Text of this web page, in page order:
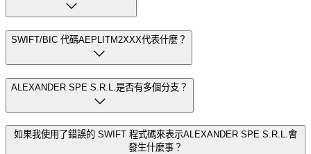
SWIFT/BIC 代碼AEPLITM2XXX代表什麼？
ALEXANDER SPE S.R.L.是否有多個分支？
如果我使用了錯誤的 SWIFT 程式碼來表示ALEXANDER SPE S.R.L.會
發生什麼事？